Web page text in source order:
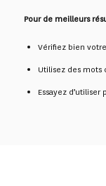
Pour de meilleurs
Vérifiez bien
Utilisez des mots
Essayez